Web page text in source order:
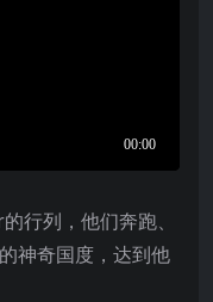
行列，他们奔跑、
神奇国度，达到他